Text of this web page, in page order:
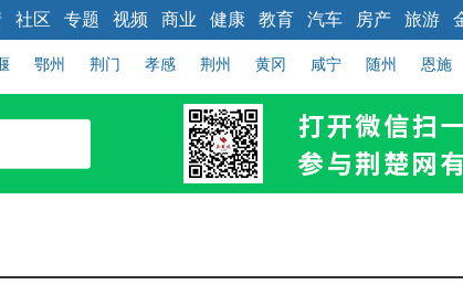
社区 专题 视频 商业 健康 教育 汽车 房产 旅游
鄂州 荆门 孝感 荆州 黄冈 咸宁 随州 恩施